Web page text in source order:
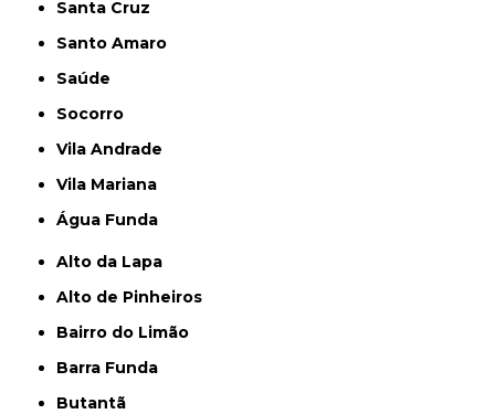
Santa Cruz
Santo Amaro
Saúde
Socorro
Vila Andrade
Vila Mariana
Água Funda
Alto da Lapa
Alto de Pinheiros
Bairro do Limão
Barra Funda
Butantã